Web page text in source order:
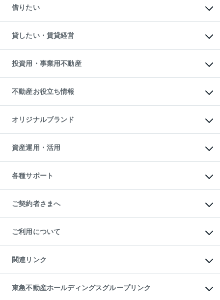
中古一戸建ての購入
不動産購入の流れ
注目キーワード物件特集
購入ガイド
English 繁体中文簡体中文
一戸建ての売却・査定
土地の売却・査定
スピードAI査定
不動産査定について
不動産売却の流れ
不動産買換えの流れ
売却ガイド
借りたい
オフィス・店舗の賃貸
借りるときの流れ
借りるガイド
貸したい・賃貸経営
マンション賃料データ
賃貸管理プラン
リロケーションについて
貸すガイド
投資用・事業用不動産
事業用不動産
マンション投資
投資用マンション
アパート経営
収益物件
ビル購入（ビル一棟）
投資用不動産の売却査定
事業用不動産の売却査定
不動産お役立ち情報
マンションライブラリー
人気マンションランキング
暮らしに役立つ不動産メディア
不動産相場・不動産価格情報
不動産コラム・ニュース
不動産用語集
不動産なんでもネット相談室
住まいの税金
オリジナルブランド
一棟リノベーションマンション
L`GENTE（ルジェンテ）
区分リノベーションマンション
投資用一棟レジデンスWELL
不動産小口投資
LEGACIA（レガシア）
資産運用・活用
不動産M&A
アセットマネジメント・出資
各種サポート
相続サポート
リフォームサポート
ご契約者さまへ
ご紹介・再契約特典
入居者様専用-各種ご案内（賃貸）
東急こすもす会「こすもすWeb」
ご利用について
金融商品取引について
東急リバブル ソーシャルメディアポリシー
ご意見・お問い合わせ（金融商品取引専用の相談・お問い合わせ窓口）
ダイレクトメール（郵送物）・Eメールなどの送付停止について
関連リンク
これからご結婚される方に東急百貨店のブライダルクラブ
人材サービスのご用命は 東急リバブルスタッフ株式会社まで
東急不動産ホールディングスグループリンク